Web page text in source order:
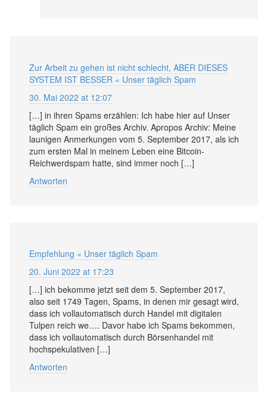
Zur Arbeit zu gehen ist nicht schlecht, ABER DIESES
SYSTEM IST BESSER « Unser täglich Spam
30. Mai 2022 at 12:07
[…] in ihren Spams erzählen: Ich habe hier auf Unser
täglich Spam ein großes Archiv. Apropos Archiv: Meine
launigen Anmerkungen vom 5. September 2017, als ich
zum ersten Mal in meinem Leben eine Bitcoin-
Reichwerdspam hatte, sind immer noch […]
Antworten
Empfehlung « Unser täglich Spam
20. Juni 2022 at 17:23
[…] ich bekomme jetzt seit dem 5. September 2017,
also seit 1749 Tagen, Spams, in denen mir gesagt wird,
dass ich vollautomatisch durch Handel mit digitalen
Tulpen reich we…. Davor habe ich Spams bekommen,
dass ich vollautomatisch durch Börsenhandel mit
hochspekulativen […]
Antworten